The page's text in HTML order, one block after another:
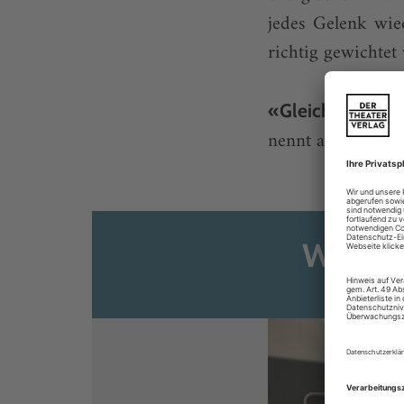
jedes Gelenk
richtig gewichtet
«Gleiches
nennt als ...